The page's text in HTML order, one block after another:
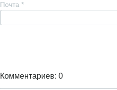
Почта *
Комментариев: 0